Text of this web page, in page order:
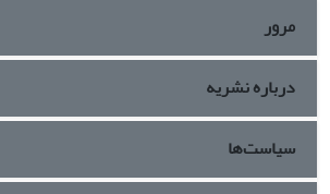
مرور
درباره نشریه
سیاست‌ها